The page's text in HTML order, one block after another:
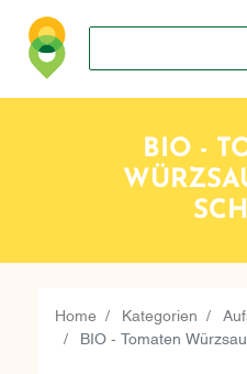
Suche nach: Zum
BIO -
Home Kategorien
BIO - Tomaten